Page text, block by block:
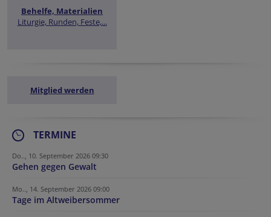
Behelfe, Materialien
Liturgie, Runden, Feste,...
Mitglied werden
TERMINE
Do.., 10. September 2026 09:30
Gehen gegen Gewalt
Mo.., 14. September 2026 09:00
Tage im Altweibersommer